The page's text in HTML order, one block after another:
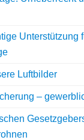
Unterstützung
Luftbilder
–